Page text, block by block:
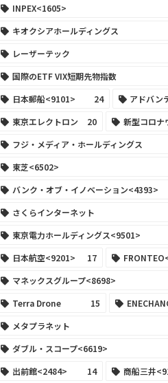
INPEX<1605>
キオクシアホールディングス
レーザーテック
国際のETF VIX短期先物指数
日本郵船<9101>
24 アドバン
東京エレクトロン
20 新型コロナ
フジ・メディア・ホールディングス
東芝<6502>
バンク・オブ・イノベーション<4393>
さくらインターネット
東京電力ホールディングス<9501>
日本航空<9201>
17
マネックスグループ<8698>
Terra Drone
15
メタプラネット
ダブル・スコープ<6619>
出前館<2484>
14 商船三井